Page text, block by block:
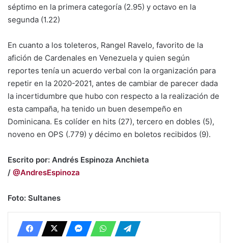
séptimo en la primera categoría (2.95) y octavo en la
segunda (1.22)
En cuanto a los toleteros, Rangel Ravelo, favorito de la
afición de Cardenales en Venezuela y quien según
reportes tenía un acuerdo verbal con la organización para
repetir en la 2020-2021, antes de cambiar de parecer dada
la incertidumbre que hubo con respecto a la realización de
esta campaña, ha tenido un buen desempeño en
Dominicana. Es colíder en hits (27), tercero en dobles (5),
noveno en OPS (.779) y décimo en boletos recibidos (9).
Escrito por: Andrés Espinoza Anchieta
/ @AndresEspinoza
Foto: Sultanes